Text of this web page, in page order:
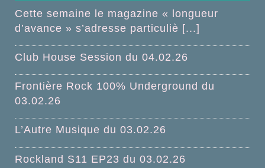
Cette semaine le magazine « longueur
d’avance » s’adresse particuliè [...]
Club House Session du 04.02.26
Frontière Rock 100% Underground du
03.02.26
L’Autre Musique du 03.02.26
Rockland S11 EP23 du 03.02.26